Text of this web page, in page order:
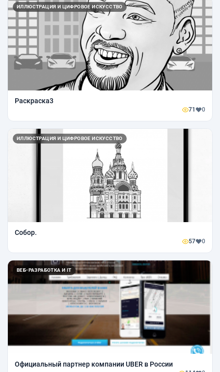
ИЛЛЮСТРАЦИЯ И ЦИФРОВОЕ ИСКУССТВО
Раскраска3
71 0
ИЛЛЮСТРАЦИЯ И ЦИФРОВОЕ ИСКУССТВО
Собор.
57 0
ВЕБ-РАЗРАБОТКА И IT
Официальный партнер компании UBER в России